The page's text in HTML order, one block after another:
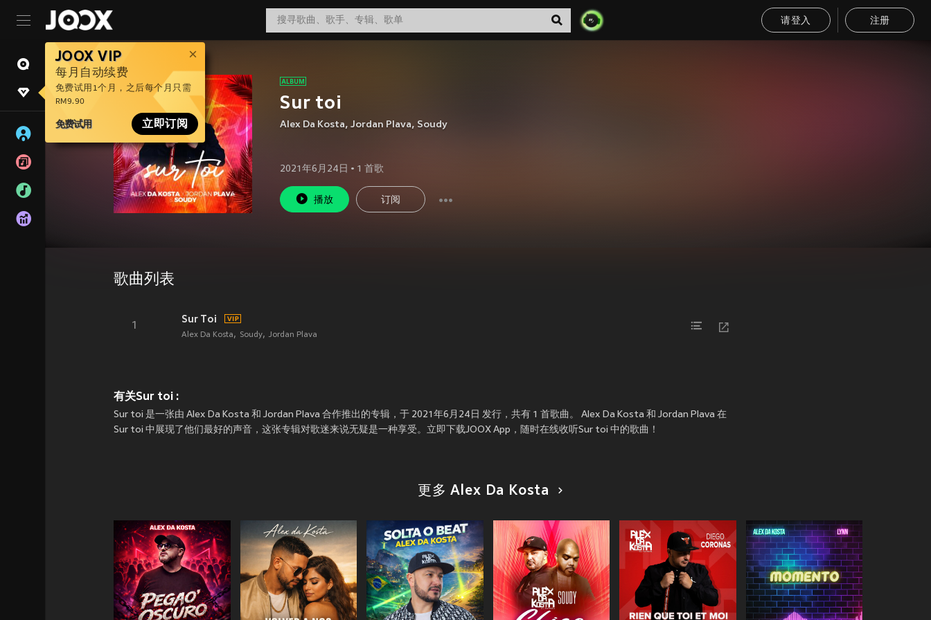
请登入 注册
JOOX VIP
每月自动续费
免费试用1个月，之后每个月只需
RM9.90
免费试用 立即订阅
Sur toi
Alex Da Kosta, Jordan Plava, Soudy
2021年6月24日 • 1 首歌
播放 订阅
歌曲列表
1
Sur Toi
Alex Da Kosta Soudy Jordan Plava
有关Sur toi :
Sur toi 是一张由 Alex Da Kosta 和 Jordan Plava 合作推出的专辑，于 2021年6月24日 发行，共有 1 首歌曲。 Alex Da Kosta 和 Jordan Plava 在
Sur toi 中展现了他们最好的声音，这张专辑对歌迷来说无疑是一种享受。立即下载JOOX App，随时在线收听Sur toi 中的歌曲！
更多 Alex Da Kosta